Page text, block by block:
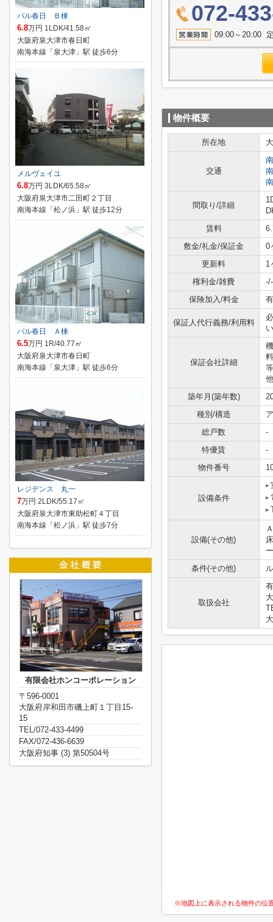
072-
09:00～20:00
物件概要
所在地
交通
間取り/詳細
賃料
敷金/礼金/保証金
0
更新料
1
権利金/雑費
-/-
保険加入/料金
保証人代行義務/利用料
い
保証会社詳細
築年月(築年数)
種別/構造
総戸数
-
特優賃
-
物件番号
設備条件
設備(その他)
条件(その他)
取扱会社
※地図上に表示される物件の位
パル春日 Ｂ棟
6.8万円 1LDK/41.58㎡
大阪府泉大津市春日町
南海本線「泉大津」駅 徒歩6分
メルヴェイユ
6.8万円 3LDK/65.58㎡
大阪府泉大津市二田町２丁目
南海本線「松ノ浜」駅 徒歩12分
パル春日 Ａ棟
6.5万円 1R/40.77㎡
大阪府泉大津市春日町
南海本線「泉大津」駅 徒歩6分
レジデンス 丸一
7万円 2LDK/55.17㎡
大阪府泉大津市東助松町４丁目
南海本線「松ノ浜」駅 徒歩7分
有限会社ホンコーポレーション
〒596-0001
大阪府岸和田市磯上町１丁目15-
15
TEL/072-433-4499
FAX/072-436-6639
大阪府知事 (3) 第50504号